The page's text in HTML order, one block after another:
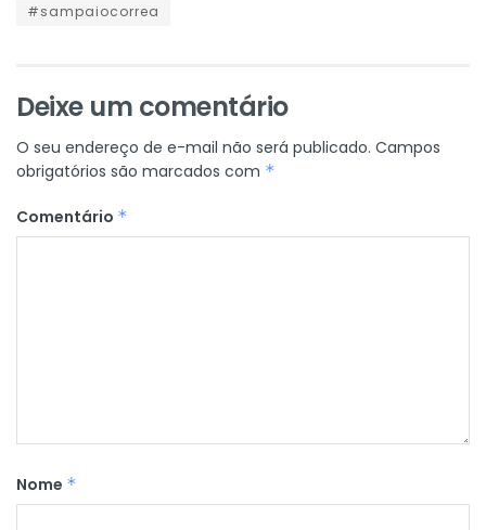
#sampaiocorrea
Deixe um comentário
O seu endereço de e-mail não será publicado. Campos
obrigatórios são marcados com *
Comentário *
Nome *